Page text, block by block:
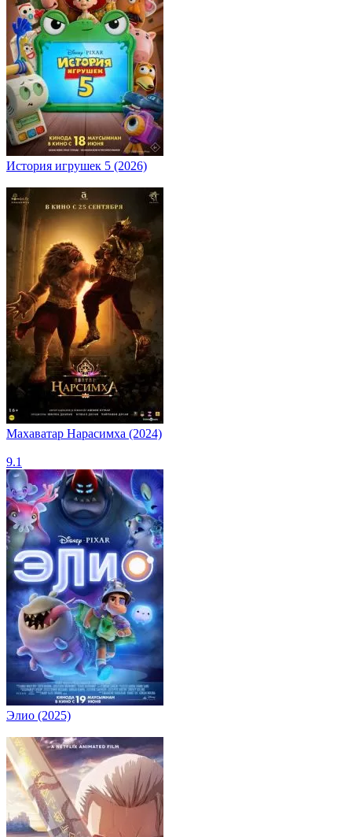
История игрушек 5 (2026)
Махаватар Нарасимха (2024)
9.1
Элио (2025)